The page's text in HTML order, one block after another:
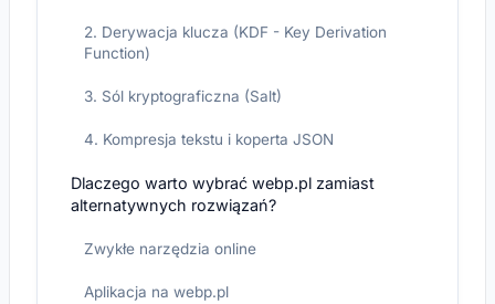
2. Derywacja klucza (KDF - Key Derivation
Function)
3. Sól kryptograficzna (Salt)
4. Kompresja tekstu i koperta JSON
Dlaczego warto wybrać webp.pl zamiast
alternatywnych rozwiązań?
Zwykłe narzędzia online
Aplikacja na webp.pl